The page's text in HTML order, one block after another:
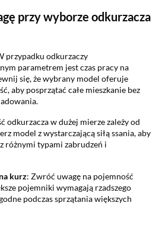
przy wyborze odkurzacza
przypadku odkurzaczy
parametrem jest czas pracy na
się, że wybrany model oferuje
aby posprzątać całe mieszkanie bez
odkurzacza w dużej mierze zależy od
model z wystarczającą siłą ssania, aby
różnymi typami zabrudzeń i
kurz: Zwróć uwagę na pojemność
pojemniki wymagają rzadszego
podczas sprzątania większych